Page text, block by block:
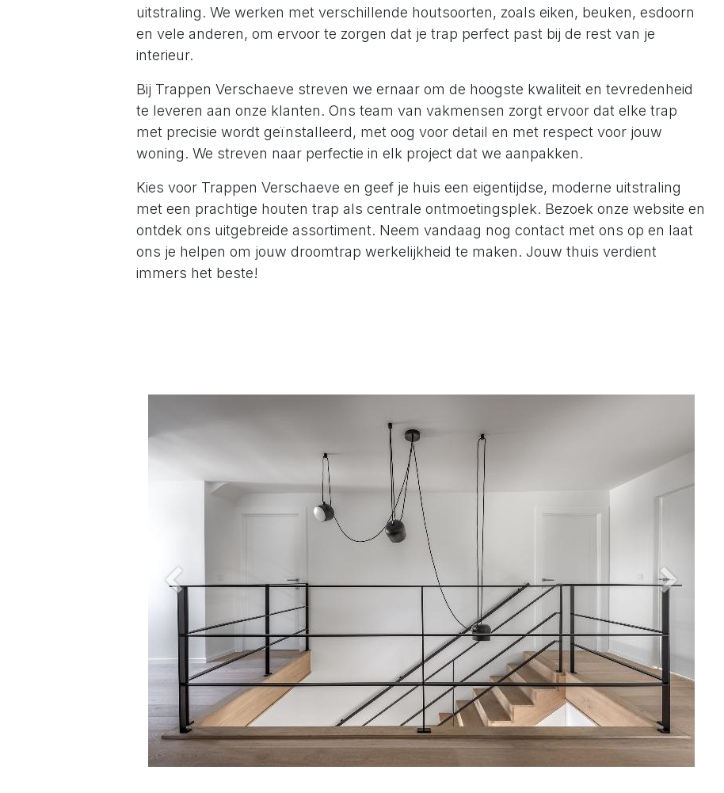
uitstraling. We werken met verschillende houtsoorten, zoals eiken, beuken, esdoorn
en vele anderen, om ervoor te zorgen dat je trap perfect past bij de rest van je
interieur.
Bij Trappen Verschaeve streven we ernaar om de hoogste kwaliteit en tevredenheid
te leveren aan onze klanten. Ons team van vakmensen zorgt ervoor dat elke trap
met precisie wordt geïnstalleerd, met oog voor detail en met respect voor jouw
woning. We streven naar perfectie in elk project dat we aanpakken.
Kies voor Trappen Verschaeve en geef je huis een eigentijdse, moderne uitstraling
met een prachtige houten trap als centrale ontmoetingsplek. Bezoek onze website en
ontdek ons uitgebreide assortiment. Neem vandaag nog contact met ons op en laat
ons je helpen om jouw droomtrap werkelijkheid te maken. Jouw thuis verdient
immers het beste!
Vorige Volgende